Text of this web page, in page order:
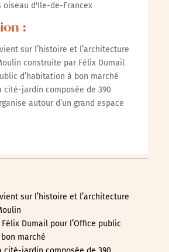
oiseau d'Ile-de-Francex
:
sur l’histoire et l’architecture
construite par Félix Dumail
d’habitation à bon marché
cité-jardin composée de 390
autour d’un grand espace
sur l’histoire et l’architecture
Dumail pour l’Office public
marché